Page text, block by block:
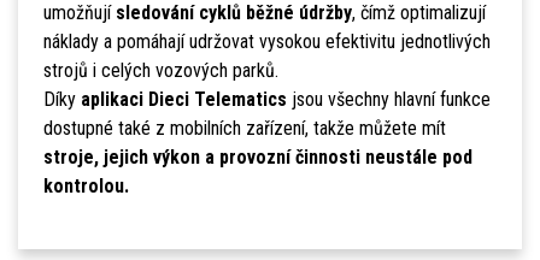
umožňují sledování cyklů běžné údržby, čímž optimalizují
náklady a pomáhají udržovat vysokou efektivitu jednotlivých
strojů i celých vozových parků.
Díky aplikaci Dieci Telematics jsou všechny hlavní funkce
dostupné také z mobilních zařízení, takže můžete mít
stroje, jejich výkon a provozní činnosti neustále pod
kontrolou.